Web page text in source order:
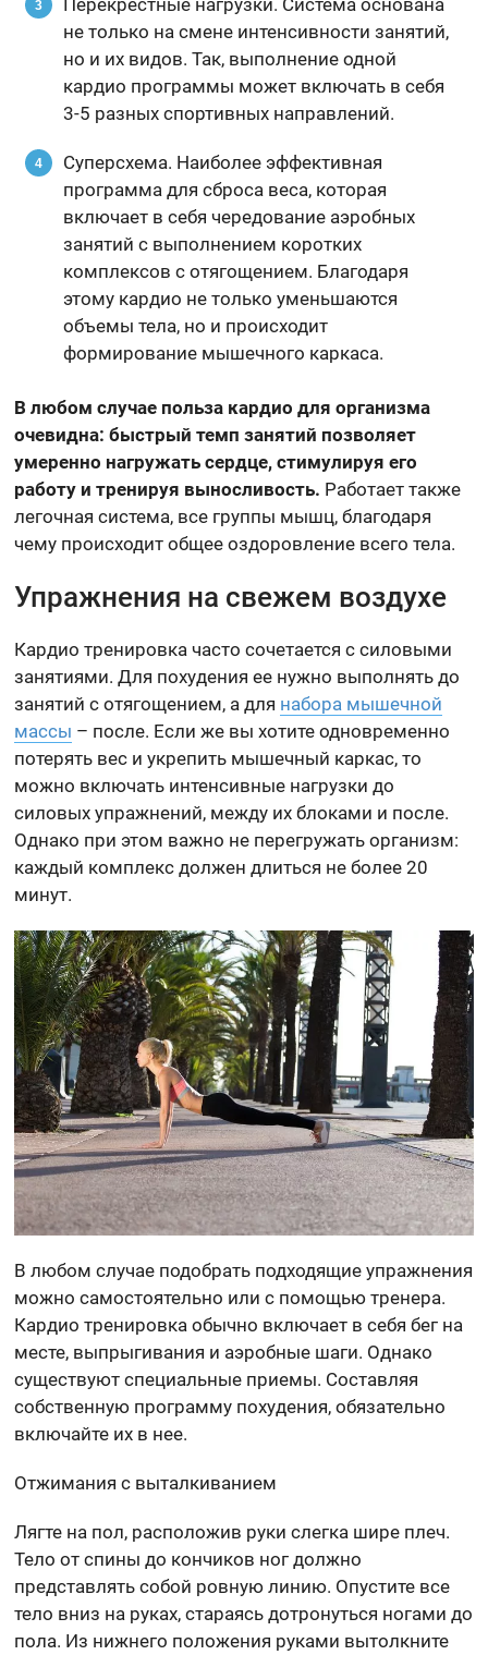
не только на смене интенсивности занятий,
но и их видов. Так, выполнение одной
кардио программы может включать в себя
3-5 разных спортивных направлений.
Суперсхема. Наиболее эффективная
программа для сброса веса, которая
включает в себя чередование аэробных
занятий с выполнением коротких
комплексов с отягощением. Благодаря
этому кардио не только уменьшаются
объемы тела, но и происходит
формирование мышечного каркаса.
В любом случае польза кардио для организма
очевидна: быстрый темп занятий позволяет
умеренно нагружать сердце, стимулируя его
работу и тренируя выносливость. Работает также
легочная система, все группы мышц, благодаря
чему происходит общее оздоровление всего тела.
Упражнения на свежем воздухе
Кардио тренировка часто сочетается с силовыми
занятиями. Для похудения ее нужно выполнять до
занятий с отягощением, а для набора мышечной
массы – после. Если же вы хотите одновременно
потерять вес и укрепить мышечный каркас, то
можно включать интенсивные нагрузки до
силовых упражнений, между их блоками и после.
Однако при этом важно не перегружать организм:
каждый комплекс должен длиться не более 20
минут.
В любом случае подобрать подходящие упражнения
можно самостоятельно или с помощью тренера.
Кардио тренировка обычно включает в себя бег на
месте, выпрыгивания и аэробные шаги. Однако
существуют специальные приемы. Составляя
собственную программу похудения, обязательно
включайте их в нее.
Отжимания с выталкиванием
Лягте на пол, расположив руки слегка шире плеч.
Тело от спины до кончиков ног должно
представлять собой ровную линию. Опустите все
тело вниз на руках, стараясь дотронуться ногами до
пола. Из нижнего положения руками вытолкните